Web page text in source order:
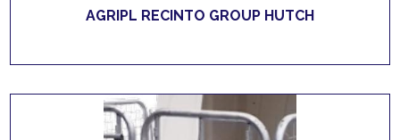
AGRIPL RECINTO GROUP HUTCH